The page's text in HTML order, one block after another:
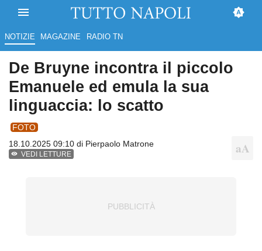
NOTIZIE MAGAZINE RADIO TN
De Bruyne incontra il piccolo
Emanuele ed emula la sua
linguaccia: lo scatto
FOTO
18.10.2025 09:10 di Pierpaolo Matrone
VEDI LETTURE